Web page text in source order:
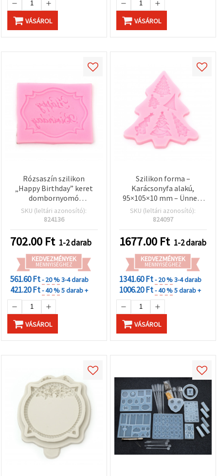
kattintva.
el
Beállítások
VÁSÁROL VÁSÁROL
Rózsaszín szilikon
„Happy Birthday” keret
dombornyomó
forma/pecsét, 65x55x7
mm – tortadekoráló
csokoládéhoz
SKU (leltári azonosító):
824136
702.00 Ft 1-2 darab
KEDVEZMÉNYEK
MENNYISÉGHEZ
561.60 Ft- 20 %3-4 darab
421.20 Ft- 40 %5 darab +
VÁSÁROL
Szilikon forma –
Karácsonyfa alakú,
95×105×10 mm – Ünnepi
kekszekhez, sütemény- és
fondantdíszítéshez
SKU (leltári azonosító):
824097
1677.00 Ft 1-2 darab
KEDVEZMÉNYEK
MENNYISÉGHEZ
1341.60 Ft- 20 %3-4 darab
1006.20 Ft- 40 %5 darab +
VÁSÁROL